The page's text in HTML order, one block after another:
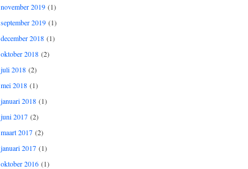
november 2019 (1)
september 2019 (1)
december 2018 (1)
oktober 2018 (2)
juli 2018 (2)
mei 2018 (1)
januari 2018 (1)
juni 2017 (2)
maart 2017 (2)
januari 2017 (1)
oktober 2016 (1)